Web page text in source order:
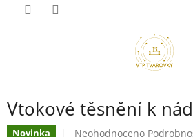
Vtokové těsnění k
Novinka
Průměrné
Neohodnoceno